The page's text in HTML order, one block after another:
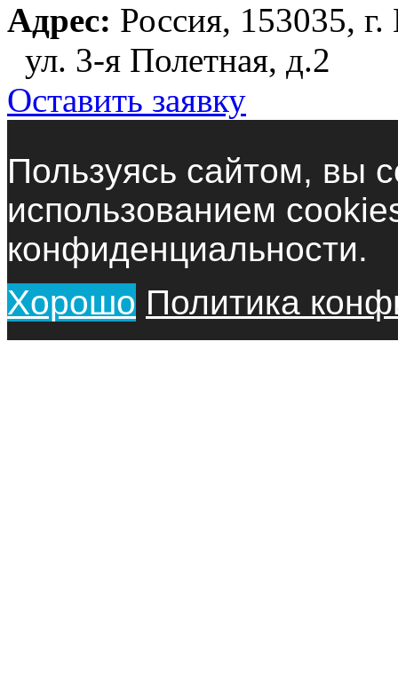
Адрес: Россия, 153035,
ул. 3-я Полетная, д.2
Оставить заявку
Пользуясь сайтом, вы
использованием
конфиденциальности.
Хорошо Политика